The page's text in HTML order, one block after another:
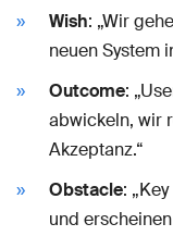
Wish: „Wir
neuen System
Outcome:
abwickeln, wir
Akzeptanz.“
Obstacle:
und